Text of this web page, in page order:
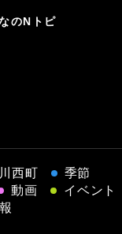
のNトピ
川西町
季節
動画
イベント